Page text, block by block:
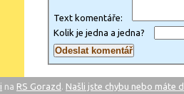
Text komentáře:
Kolik je jedna a jedna?
na RS Gorazd Našli jste chybu nebo máte